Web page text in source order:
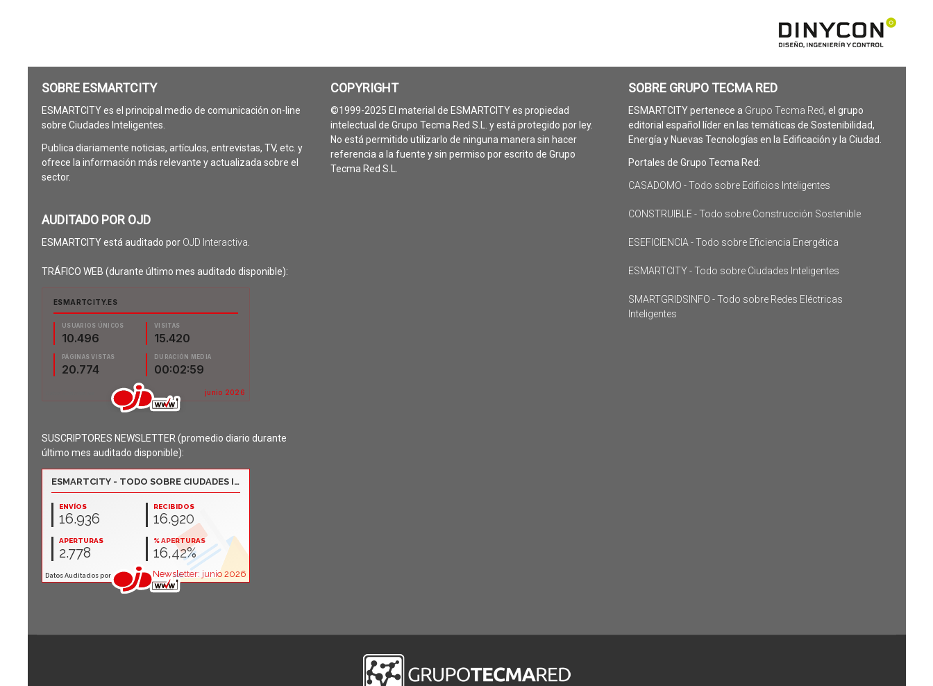
SOBRE ESMARTCITY
ESMARTCITY es el principal medio de comunicación on-line
sobre Ciudades Inteligentes.
Publica diariamente noticias, artículos, entrevistas, TV, etc. y
ofrece la información más relevante y actualizada sobre el
sector.
AUDITADO POR OJD
ESMARTCITY está auditado por OJD Interactiva
TRÁFICO WEB (durante último mes auditado disponible):
SUSCRIPTORES NEWSLETTER (promedio diario durante
último mes auditado disponible):
COPYRIGHT
©1999-2025 El material de ESMARTCITY es propiedad
intelectual de Grupo Tecma Red S.L. y está protegido por ley.
No está permitido utilizarlo de ninguna manera sin hacer
referencia a la fuente y sin permiso por escrito de Grupo
Tecma Red S.L.
SOBRE GRUPO TECMA RED
ESMARTCITY pertenece a Grupo Tecma Red, el grupo
editorial español líder en las temáticas de Sostenibilidad,
Energía y Nuevas Tecnologías en la Edificación y la Ciudad.
Portales de Grupo Tecma Red:
CASADOMO - Todo sobre Edificios Inteligentes
CONSTRUIBLE - Todo sobre Construcción Sostenible
ESEFICIENCIA - Todo sobre Eficiencia Energética
ESMARTCITY - Todo sobre Ciudades Inteligentes
SMARTGRIDSINFO - Todo sobre Redes Eléctricas
Inteligentes